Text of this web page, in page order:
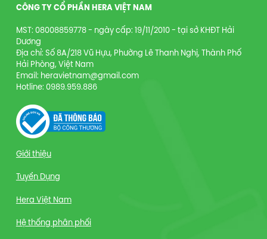
CÔNG TY CỔ PHẦN HERA VIỆT NAM
MST: 08008859778 - ngày cấp: 19/11/2010 - tại sở KHĐT Hải
Dương
Địa chỉ: Số 8A/218 Vũ Hựu, Phường Lê Thanh Nghị, Thành Phố
Hải Phòng, Việt Nam
Email: heravietnam@gmail.com
Hotline: 0989.959.886
Giới thiệu
Tuyển Dụng
Hera Việt Nam
Hệ thống phân phối